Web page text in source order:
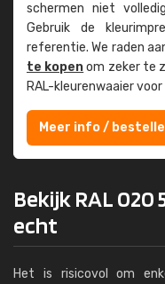
schermen niet
Gebruik de
referentie. We raden
te kopenom zeker te
RAL-kleuren­waaier voor
Meer info /
Bekijk RAL 020
echt
Het is risicovol om